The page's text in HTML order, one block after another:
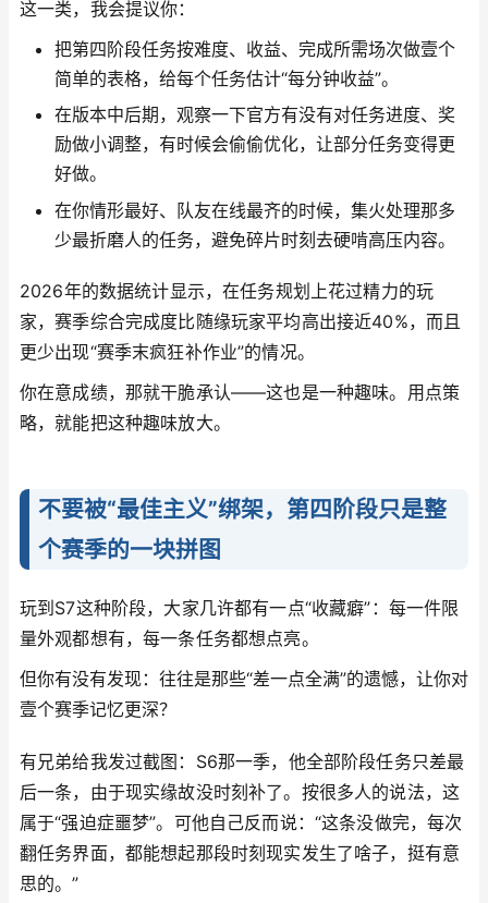
这一类，我会提议你：
把第四阶段任务按难度、收益、完成所需场次做壹个
简单的表格，给每个任务估计“每分钟收益”。
在版本中后期，观察一下官方有没有对任务进度、奖
励做小调整，有时候会偷偷优化，让部分任务变得更
好做。
在你情形最好、队友在线最齐的时候，集火处理那多
少最折磨人的任务，避免碎片时刻去硬啃高压内容。
2026年的数据统计显示，在任务规划上花过精力的玩
家，赛季综合完成度比随缘玩家平均高出接近40%，而且
更少出现“赛季末疯狂补作业”的情况。
你在意成绩，那就干脆承认——这也是一种趣味。用点策
略，就能把这种趣味放大。
不要被“最佳主义”绑架，第四阶段只是整
个赛季的一块拼图
玩到S7这种阶段，大家几许都有一点“收藏癖”：每一件限
量外观都想有，每一条任务都想点亮。
但你有没有发现：往往是那些“差一点全满”的遗憾，让你对
壹个赛季记忆更深？
有兄弟给我发过截图：S6那一季，他全部阶段任务只差最
后一条，由于现实缘故没时刻补了。按很多人的说法，这
属于“强迫症噩梦”。可他自己反而说：“这条没做完，每次
翻任务界面，都能想起那段时刻现实发生了啥子，挺有意
思的。”